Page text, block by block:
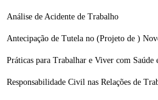
Análise de Acidente de Trabalho
Antecipação de Tutela no (Projeto de )
Práticas para Trabalhar e Viver com Saúde
Responsabilidade Civil nas Relações de